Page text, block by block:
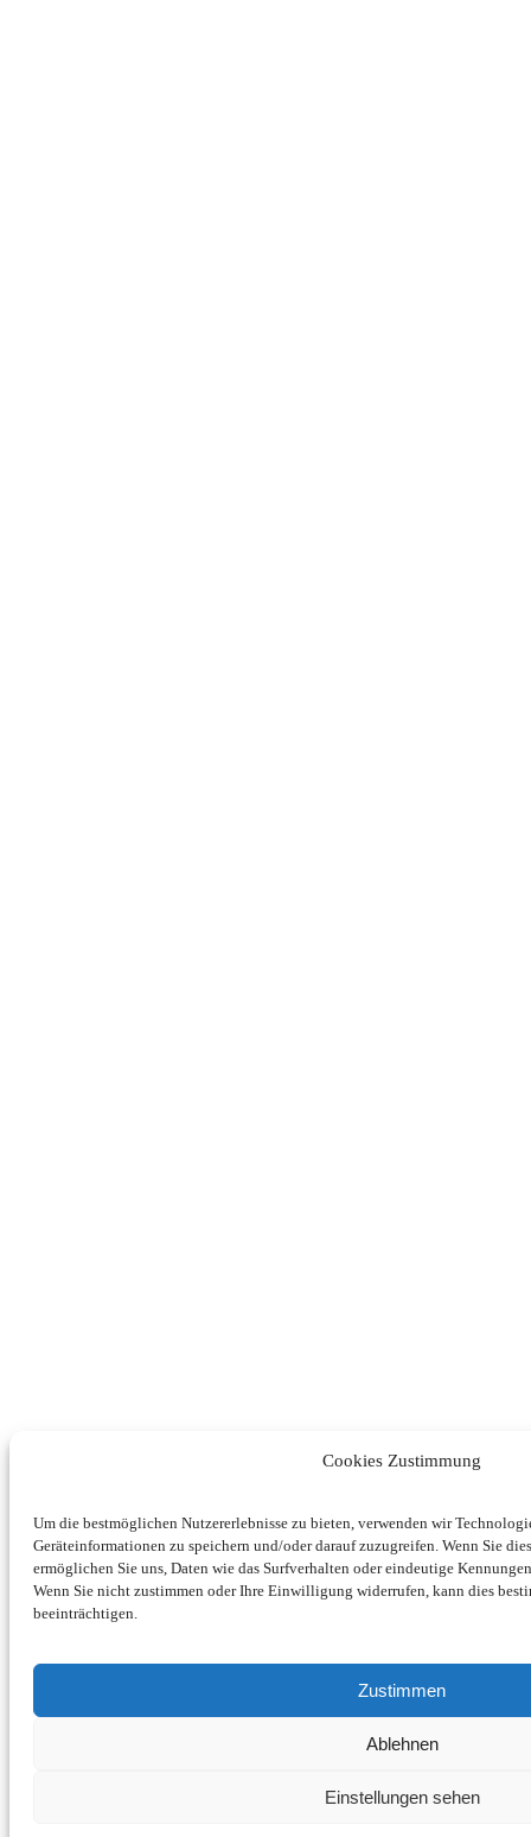
Cookies Zustimmung
Um die bestmöglichen Nutzererlebnisse zu bieten, verwenden wir
Geräteinformationen zu speichern und/oder darauf zuzugreifen. Wenn Sie
ermöglichen Sie uns, Daten wie das Surfverhalten oder eindeutige
Wenn Sie nicht zustimmen oder Ihre Einwilligung widerrufen, kann dies
beeinträchtigen.
Zustimmen
Ablehnen
Einstellungen sehen